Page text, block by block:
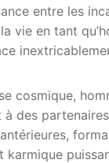
entre les
vie en tant
cosmique,
à des
karmique